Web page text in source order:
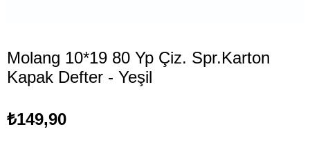
Molang 10*19 80 Yp Çiz. Spr.Karton
Kapak Defter - Yeşil
₺149,90